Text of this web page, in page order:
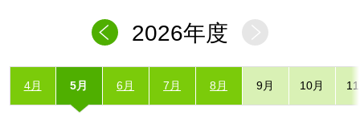
2026年度
4月 5月 6月 7月 8月 9月 10月